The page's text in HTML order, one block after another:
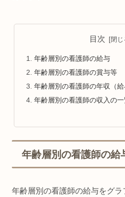
目次
年齢層別の看護師の給与
年齢層別の看護師の賞与等
年齢層別の看護師の年収（給
年齢層別の看護師の収入の
年齢層別の看護師の給
年齢層別の看護師の給与をグラ